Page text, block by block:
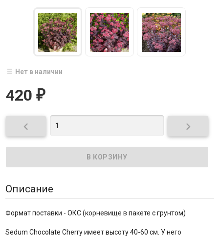
Нет в наличии
420 ₽
 
Описание
Формат поставки - ОКС (корневище в пакете с грунтом)
Sedum Chocolate Cherry имеет высоту 40-60 см. У него